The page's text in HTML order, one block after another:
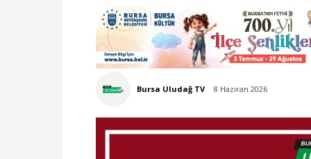
Bursa Uludağ TV 8 Haziran 2026